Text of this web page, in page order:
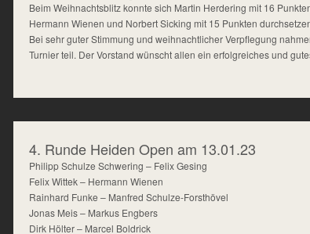
Beim Weihnachtsblitz konnte sich Martin Herdering mit 16
Hermann Wienen und Norbert Sicking mit 15 Punkten
Bei sehr guter Stimmung und weihnachtlicher Verpflegung
Turnier teil. Der Vorstand wünscht allen ein erfolgreiches und
4. Runde Heiden Open am 13.01.23
Philipp Schulze Schwering – Felix Gesing
Felix Wittek – Hermann Wienen
Rainhard Funke – Manfred Schulze-Forsthövel
Jonas Meis – Markus Engbers
Dirk Hölter – Marcel Boldrick